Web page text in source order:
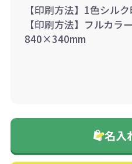
【印刷方法】1色シル
【印刷方法】フルカラ
840×340mm
名入